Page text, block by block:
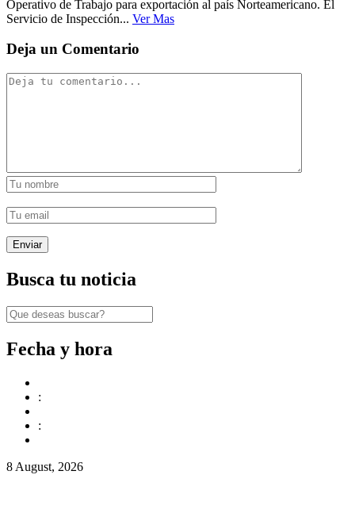
Operativo de Trabajo para exportación al país Norteamericano. El
Servicio de Inspección... Ver Mas
Deja un Comentario
Busca tu noticia
Fecha y hora
:
:
8 August, 2026